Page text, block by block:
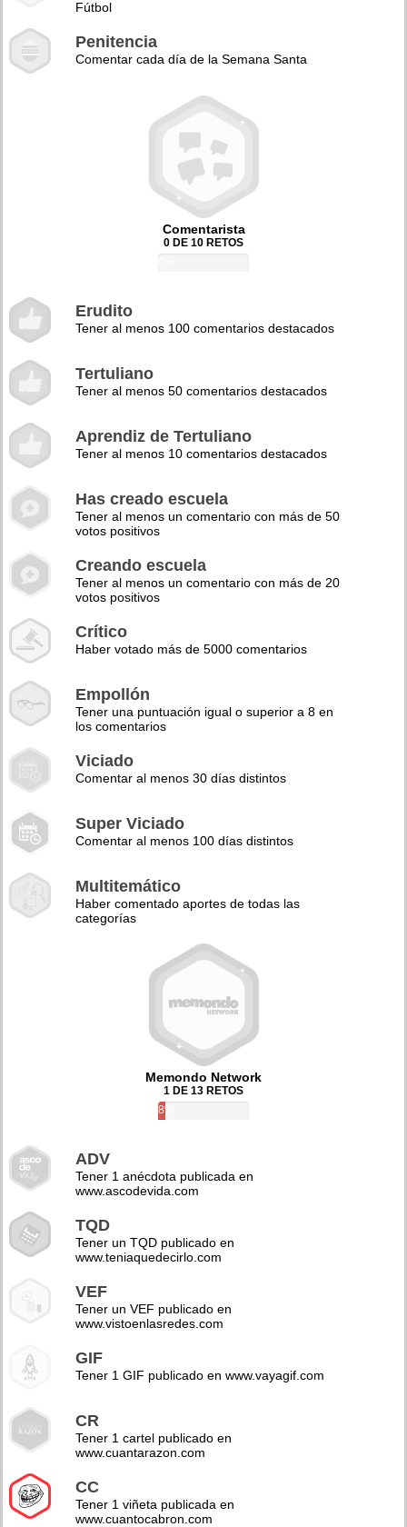
Fútbol
Penitencia
Comentar cada día de la Semana Santa
Comentarista
0 DE 10 RETOS
Erudito
Tener al menos 100 comentarios destacados
Tertuliano
Tener al menos 50 comentarios destacados
Aprendiz de Tertuliano
Tener al menos 10 comentarios destacados
Has creado escuela
Tener al menos un comentario con más de 50
votos positivos
Creando escuela
Tener al menos un comentario con más de 20
votos positivos
Crítico
Haber votado más de 5000 comentarios
Empollón
Tener una puntuación igual o superior a 8 en
los comentarios
Viciado
Comentar al menos 30 días distintos
Super Viciado
Comentar al menos 100 días distintos
Multitemático
Haber comentado aportes de todas las
categorías
Memondo Network
1 DE 13 RETOS
8%
ADV
Tener 1 anécdota publicada en
www.ascodevida.com
TQD
Tener un TQD publicado en
www.teniaquedecirlo.com
VEF
Tener un VEF publicado en
www.vistoenlasredes.com
GIF
Tener 1 GIF publicado en www.vayagif.com
CR
Tener 1 cartel publicado en
www.cuantarazon.com
CC
Tener 1 viñeta publicada en
www.cuantocabron.com